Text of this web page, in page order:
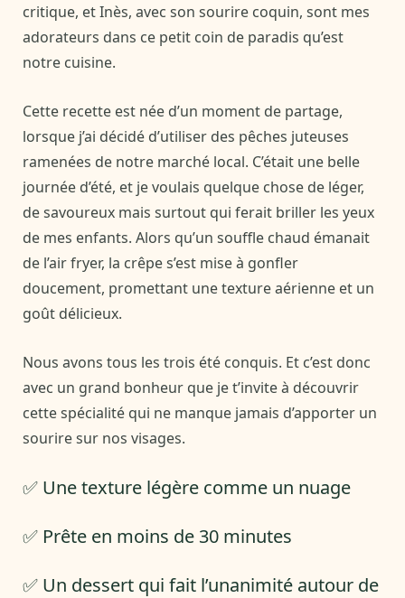
critique, et Inès, avec son sourire coquin, sont mes
adorateurs dans ce petit coin de paradis qu’est
notre cuisine.
Cette recette est née d’un moment de partage,
lorsque j’ai décidé d’utiliser des pêches juteuses
ramenées de notre marché local. C’était une belle
journée d’été, et je voulais quelque chose de léger,
de savoureux mais surtout qui ferait briller les yeux
de mes enfants. Alors qu’un souffle chaud émanait
de l’air fryer, la crêpe s’est mise à gonfler
doucement, promettant une texture aérienne et un
goût délicieux.
Nous avons tous les trois été conquis. Et c’est donc
avec un grand bonheur que je t’invite à découvrir
cette spécialité qui ne manque jamais d’apporter un
sourire sur nos visages.
✅ Une texture légère comme un nuage
✅ Prête en moins de 30 minutes
✅ Un dessert qui fait l’unanimité autour de